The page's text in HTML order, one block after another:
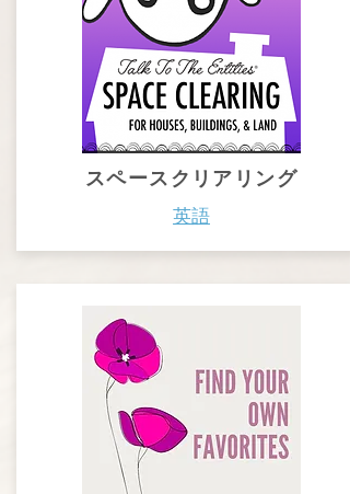
スペースクリアリング
英語